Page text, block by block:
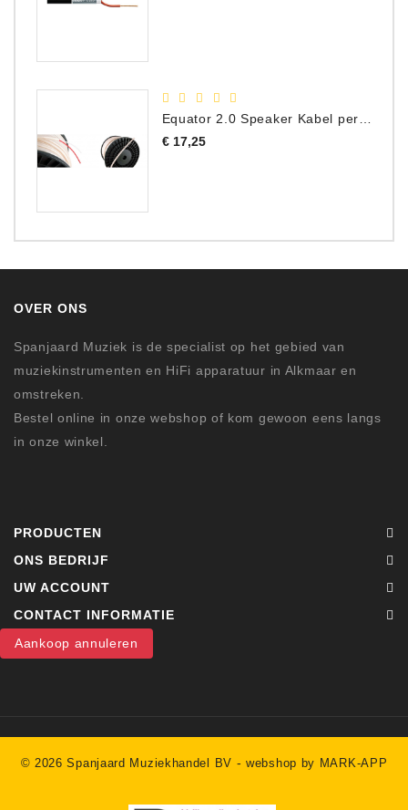
Equator 2.0 Speaker Kabel per meter
€ 17,25Prijs
OVER ONS
Spanjaard Muziek is de specialist op het gebied van
muziekinstrumenten en HiFi apparatuur in Alkmaar en
omstreken.
Bestel online in onze webshop of kom gewoon eens langs
in onze winkel.
PRODUCTEN
ONS BEDRIJF
UW ACCOUNT
CONTACT INFORMATIE
Aankoop annuleren
© 2026 Spanjaard Muziekhandel BV -webshop by MARK-APP